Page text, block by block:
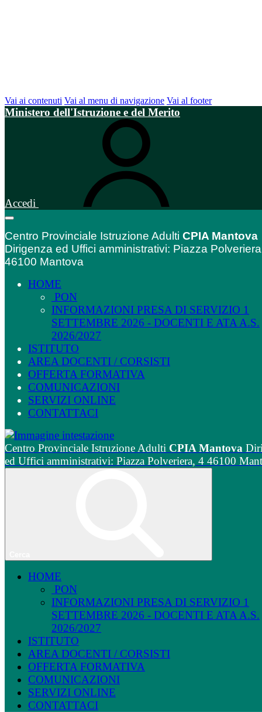
Vai ai contenuti Vai al menu di navigazione Vai al footer
Ministero dell'Istruzione e del Merito
Accedi
Centro Provinciale Istruzione Adulti CPIA Mantova
Dirigenza ed Uffici amministrativi: Piazza
46100 Mantova
HOME
PON
INFORMAZIONI PRESA DI SERVIZIO 1
SETTEMBRE 2026 - DOCENTI E ATA A.S.
2026/2027
ISTITUTO
AREA DOCENTI / CORSISTI
OFFERTA FORMATIVA
COMUNICAZIONI
SERVIZI ONLINE
CONTATTACI
Centro Provinciale Istruzione Adulti CPIA Mantova
ed Uffici amministrativi: Piazza Polveriera, 4 46100
HOME
PON
INFORMAZIONI PRESA DI SERVIZIO 1
SETTEMBRE 2026 - DOCENTI E ATA A.S.
2026/2027
ISTITUTO
AREA DOCENTI / CORSISTI
OFFERTA FORMATIVA
COMUNICAZIONI
SERVIZI ONLINE
CONTATTACI